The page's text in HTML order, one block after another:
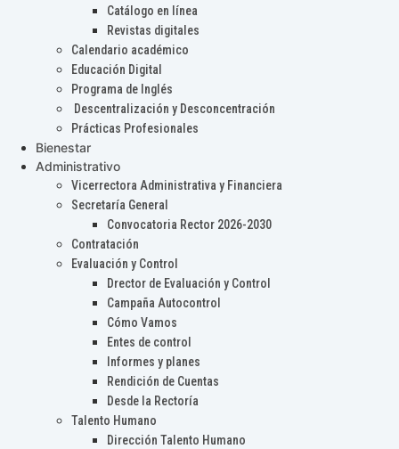
Catálogo en línea
Revistas digitales
Calendario académico
Educación Digital
Programa de Inglés
Descentralización y Desconcentración
Prácticas Profesionales
Bienestar
Administrativo
Vicerrectora Administrativa y Financiera
Secretaría General
Convocatoria Rector 2026-2030
Contratación
Evaluación y Control
Drector de Evaluación y Control
Campaña Autocontrol
Cómo Vamos
Entes de control
Informes y planes
Rendición de Cuentas
Desde la Rectoría
Talento Humano
Dirección Talento Humano